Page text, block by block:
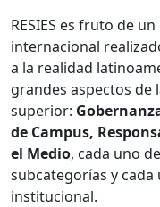
RESIES es fruto de
internacional
a la realidad
grandes aspectos de
superior:
de Campus,
el Medio, cada uno
subcategorías y cada
institucional.